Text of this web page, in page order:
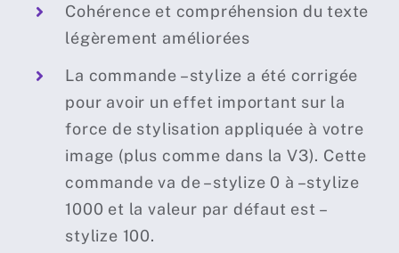
Cohérence et compréhension du texte
légèrement améliorées
La commande –stylize a été corrigée
pour avoir un effet important sur la
force de stylisation appliquée à votre
image (plus comme dans la V3). Cette
commande va de –stylize 0 à –stylize
1000 et la valeur par défaut est –
stylize 100.